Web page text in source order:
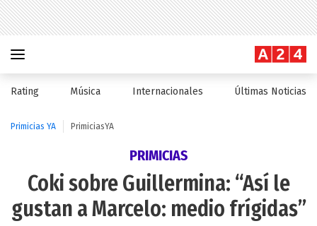
Rating Música Internacionales Últimas Noticias
Primicias YA PrimiciasYA
PRIMICIAS
Coki sobre Guillermina: “Así le
gustan a Marcelo: medio frígidas”